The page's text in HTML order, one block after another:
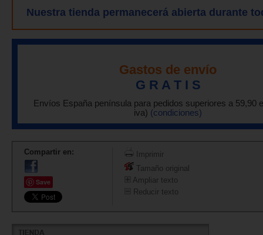
Nuestra tienda permanecerá abierta durante
Gastos de envío
G R A T I S
Envíos España península para pedidos superiores a 59,90
iva) (condiciones)
Compartir en:
Save
Imprimir
Tamaño original
Ampliar texto
Reducir texto